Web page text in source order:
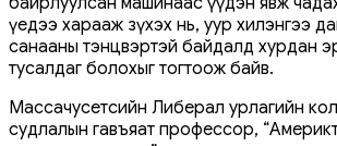
үедээ харааж зүхэх нь, уур хилэнгээ
санааны тэнцвэртэй байдалд хурдан
тусалдаг болохыг тогтоож байв.
Массачусетсийн Либерал урлагийн
судлалын гавъяат профессор,